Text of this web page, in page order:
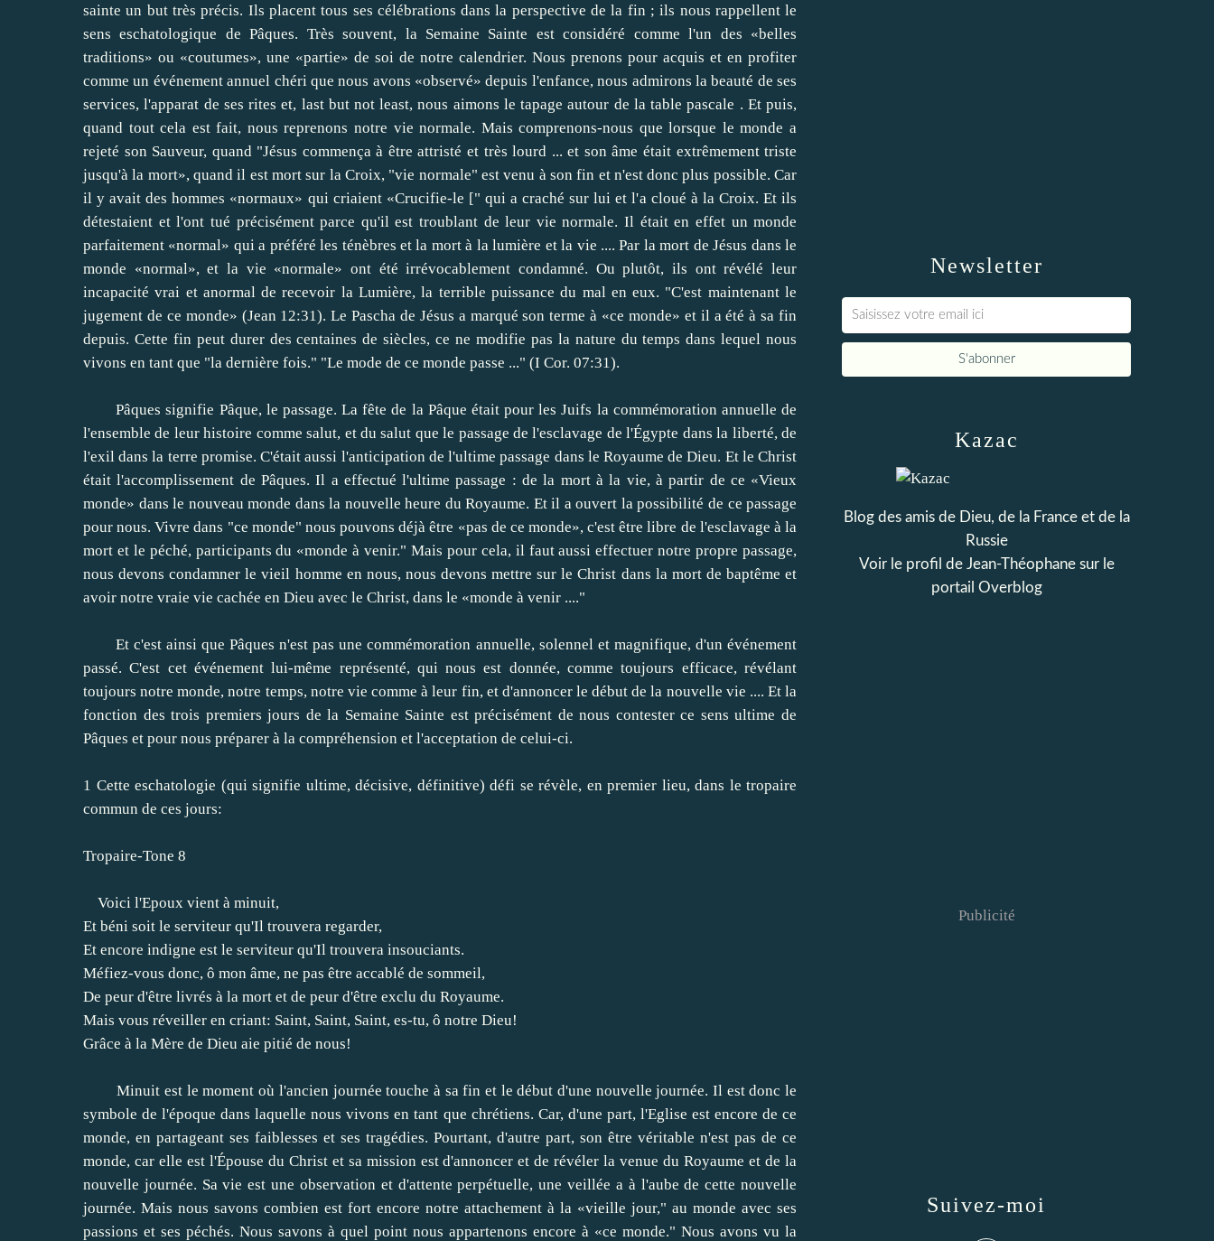
sainte un but très précis. Ils placent tous ses célébrations dans la perspective de la fin ; ils nous rappellent le
sens eschatologique de Pâques. Très souvent, la Semaine Sainte est considéré comme l'un des «belles
traditions» ou «coutumes», une «partie» de soi de notre calendrier. Nous prenons pour acquis et en profiter
comme un événement annuel chéri que nous avons «observé» depuis l'enfance, nous admirons la beauté de ses
services, l'apparat de ses rites et, last but not least, nous aimons le tapage autour de la table pascale . Et puis,
quand tout cela est fait, nous reprenons notre vie normale. Mais comprenons-nous que lorsque le monde a
rejeté son Sauveur, quand "Jésus commença à être attristé et très lourd ... et son âme était extrêmement triste
jusqu'à la mort», quand il est mort sur ​​la Croix, "vie normale" est venu à son fin et n'est donc plus possible. Car
il y avait des hommes «normaux» qui criaient «Crucifie-le [" qui a craché sur lui et l'a cloué à la Croix. Et ils
détestaient et l'ont tué précisément parce qu'il est troublant de leur vie normale. Il était en effet un monde
parfaitement «normal» qui a préféré les ténèbres et la mort à la lumière et la vie .... Par la mort de Jésus dans le
monde «normal», et la vie «normale» ont été irrévocablement condamné. Ou plutôt, ils ont révélé leur
incapacité vrai et anormal de recevoir la Lumière, la terrible puissance du mal en eux. "C'est maintenant le
jugement de ce monde» (Jean 12:31). Le Pascha de Jésus a marqué son terme à «ce monde» et il a été à sa fin
depuis. Cette fin peut durer des centaines de siècles, ce ne modifie pas la nature du temps dans lequel nous
vivons en tant que "la dernière fois." "Le mode de ce monde passe ..." (I Cor. 07:31).
Pâques signifie Pâque, le passage. La fête de la Pâque était pour les Juifs la commémoration annuelle de
l'ensemble de leur histoire comme salut, et du salut que le passage de l'esclavage de l'Égypte dans la liberté, de
l'exil dans la terre promise. C'était aussi l'anticipation de l'ultime passage dans le Royaume de Dieu. Et le Christ
était l'accomplissement de Pâques. Il a effectué l'ultime passage : de la mort à la vie, à partir de ce «Vieux
monde» dans le nouveau monde dans la nouvelle heure du Royaume. Et il a ouvert la possibilité de ce passage
pour nous. Vivre dans "ce monde" nous pouvons déjà être «pas de ce monde», c'est être libre de l'esclavage à la
mort et le péché, participants du «monde à venir." Mais pour cela, il faut aussi effectuer notre propre passage,
nous devons condamner le vieil homme en nous, nous devons mettre sur le Christ dans la mort de baptême et
avoir notre vraie vie cachée en Dieu avec le Christ, dans le «monde à venir ...."
Et c'est ainsi que Pâques n'est pas une commémoration annuelle, solennel et magnifique, d'un événement
passé. C'est cet événement lui-même représenté, qui nous est donnée, comme toujours efficace, révélant
toujours notre monde, notre temps, notre vie comme à leur fin, et d'annoncer le début de la nouvelle vie .... Et la
fonction des trois premiers jours de la Semaine Sainte est précisément de nous contester ce sens ultime de
Pâques et pour nous préparer à la compréhension et l'acceptation de celui-ci.
1 Cette eschatologie (qui signifie ultime, décisive, définitive) défi se révèle, en premier lieu, dans le tropaire
commun de ces jours:
Tropaire-Tone 8
Voici l'Epoux vient à minuit,
Et béni soit le serviteur qu'Il trouvera regarder,
Et encore indigne est le serviteur qu'Il trouvera insouciants.
Méfiez-vous donc, ô mon âme, ne pas être accablé de sommeil,
De peur d'être livrés à la mort et de peur d'être exclu du Royaume.
Mais vous réveiller en criant: Saint, Saint, Saint, es-tu, ô notre Dieu!
Grâce à la Mère de Dieu aie pitié de nous!
Minuit est le moment où l'ancien journée touche à sa fin et le début d'une nouvelle journée. Il est donc le
symbole de l'époque dans laquelle nous vivons en tant que chrétiens. Car, d'une part, l'Eglise est encore de ce
monde, en partageant ses faiblesses et ses tragédies. Pourtant, d'autre part, son être véritable n'est pas de ce
monde, car elle est l'Épouse du Christ et sa mission est d'annoncer et de révéler la venue du Royaume et de la
nouvelle journée. Sa vie est une observation et d'attente perpétuelle, une veillée a à l'aube de cette nouvelle
journée. Mais nous savons combien est fort encore notre attachement à la «vieille jour," au monde avec ses
passions et ses péchés. Nous savons à quel point nous appartenons encore à «ce monde." Nous avons vu la
Newsletter
Kazac
Blog des amis de Dieu, de la France et de la
Russie
Voir le profil de Jean-Théophanesur le
portail Overblog
Suivez-moi
Publicité